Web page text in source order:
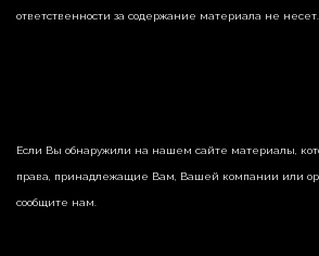
ответственности за содержание материала не несет.
Если Вы обнаружили на нашем сайте материалы,
права, принадлежащие Вам, Вашей компании или
сообщите нам.